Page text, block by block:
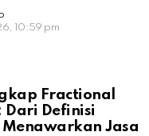
10:59 pm
Fractional
Dari Definisi
Jasa